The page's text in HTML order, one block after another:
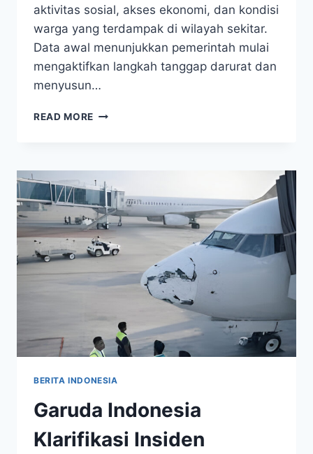
aktivitas sosial, akses ekonomi, dan kondisi
warga yang terdampak di wilayah sekitar.
Data awal menunjukkan pemerintah mulai
mengaktifkan langkah tanggap darurat dan
menyusun…
READ MORE KONFLIK
WAMENDAGRI
AMBIL
LANGKAH
CEPAT
BERITA INDONESIA
Garuda Indonesia
Klarifikasi Insiden